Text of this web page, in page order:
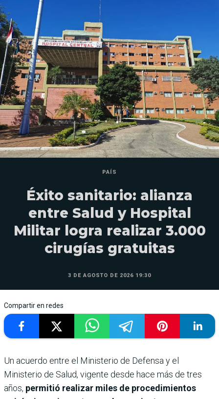
PAÍS
Éxito sanitario: alianza
entre Salud y Hospital
Militar logra realizar 3.000
cirugías gratuitas
3 DE AGOSTO DE 2026 19:30
Compartir en redes
Un acuerdo entre el Ministerio de Defensa y el
Ministerio de Salud, vigente desde hace más de tres
años, permitió realizar miles de procedimientos